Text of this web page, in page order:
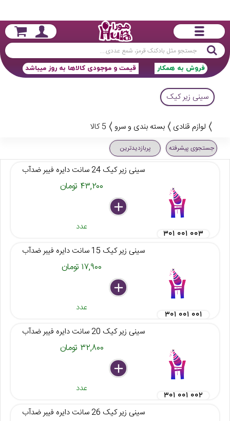
جستجو
قیمت و موجودی کالاها به روز میباشد فروش به همکار
سینی زیر کیک
لوازم قنادی بسته بندی و سرو 5 کالا
جستجوی پیشرفته پربازدیدترین
سینی زیر کیک 24 سانت دایره فیبر ضدآب
۴۳,۲۰۰ تومان
delete
remove
add
عدد
۳۰۱ ۰۰۱ ۰۰۳
سینی زیر کیک 15 سانت دایره فیبر ضدآب
۱۷,۹۰۰ تومان
delete
remove
add
عدد
۳۰۱ ۰۰۱ ۰۰۱
سینی زیر کیک 20 سانت دایره فیبر ضدآب
۳۲,۸۰۰ تومان
delete
remove
add
عدد
۳۰۱ ۰۰۱ ۰۰۲
سینی زیر کیک 26 سانت دایره فیبر ضدآب